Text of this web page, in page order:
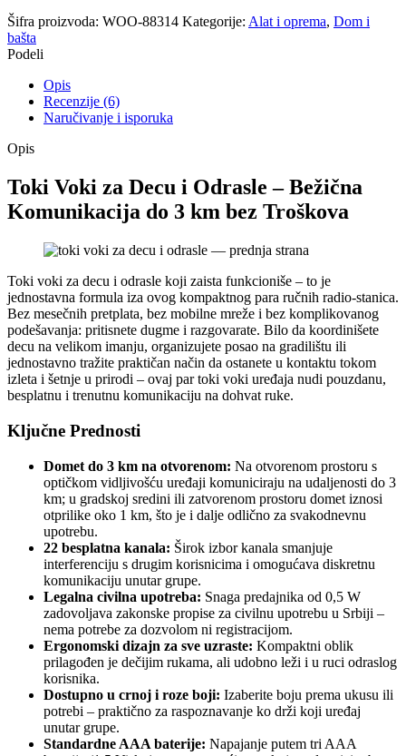
Šifra proizvoda: WOO-88314 Kategorije: Alat i oprema, Dom i
bašta
Podeli
Opis
Recenzije (6)
Naručivanje i isporuka
Opis
Toki Voki za Decu i Odrasle – Bežična
Komunikacija do 3 km bez Troškova
Toki voki za decu i odrasle koji zaista funkcioniše – to je
jednostavna formula iza ovog kompaktnog para ručnih radio-stanica.
Bez mesečnih pretplata, bez mobilne mreže i bez komplikovanog
podešavanja: pritisnete dugme i razgovarate. Bilo da koordinišete
decu na velikom imanju, organizujete posao na gradilištu ili
jednostavno tražite praktičan način da ostanete u kontaktu tokom
izleta i šetnje u prirodi – ovaj par toki voki uređaja nudi pouzdanu,
besplatnu i trenutnu komunikaciju na dohvat ruke.
Ključne Prednosti
Domet do 3 km na otvorenom: Na otvorenom prostoru s
optičkom vidljivošću uređaji komuniciraju na udaljenosti do 3
km; u gradskoj sredini ili zatvorenom prostoru domet iznosi
otprilike oko 1 km, što je i dalje odlično za svakodnevnu
upotrebu.
22 besplatna kanala: Širok izbor kanala smanjuje
interferenciju s drugim korisnicima i omogućava diskretnu
komunikaciju unutar grupe.
Legalna civilna upotreba: Snaga predajnika od 0,5 W
zadovoljava zakonske propise za civilnu upotrebu u Srbiji –
nema potrebe za dozvolom ni registracijom.
Ergonomski dizajn za sve uzraste: Kompaktni oblik
prilagođen je dečijim rukama, ali udobno leži i u ruci odraslog
korisnika.
Dostupno u crnoj i roze boji: Izaberite boju prema ukusu ili
potrebi – praktično za raspoznavanje ko drži koji uređaj
unutar grupe.
Standardne AAA baterije: Napajanje putem tri AAA